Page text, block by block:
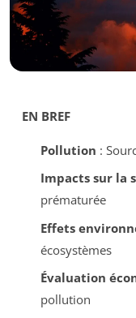
EN BREF
Pollution :
Impacts sur la
prématurée
Effets
écosystèmes
Évaluation
pollution